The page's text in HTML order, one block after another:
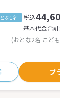
な1名 税込
基本代金合計
(おとな2名 こど
プ